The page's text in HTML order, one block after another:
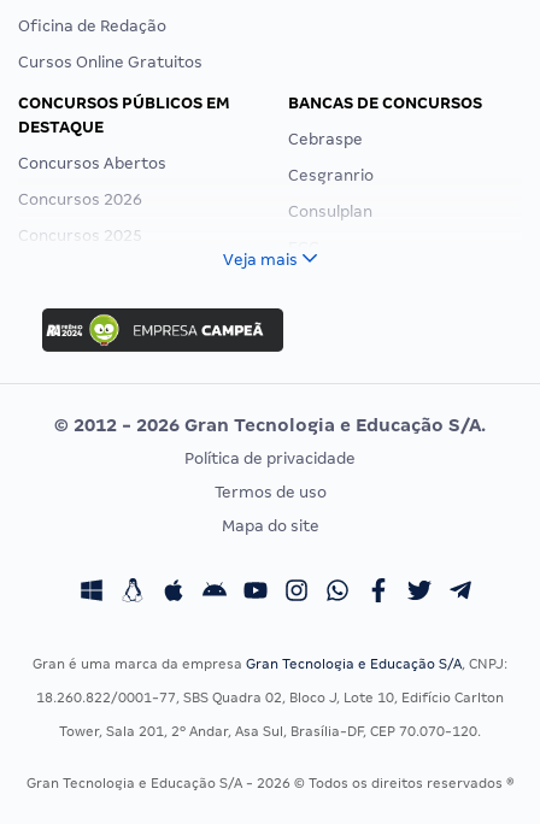
Oficina de Redação
Cursos Online Gratuitos
CONCURSOS PÚBLICOS EM
DESTAQUE
Concursos Abertos
Concursos 2026
Concursos 2025
Concurso Nacional Unificado
Concurso Ibama
Concurso MPU
Editais publicados
BANCAS DE CONCURSOS
Cebraspe
Cesgranrio
Consulplan
Vunesp
CONCURSOS POR PROFISSÃO
Concursos Fiscais
Residência Multiprofissional
EXAME DE ORDEM
Calendário OAB
Veja mais
© 2012 - 2026 Gran Tecnologia e Educação S/A.
Política de privacidade
Termos de uso
Mapa do site
Gran é uma marca da empresa Gran Tecnologia e Educação S/A, CNPJ:
18.260.822/0001-77, SBS Quadra 02, Bloco J, Lote 10, Edifício Carlton
Tower, Sala 201, 2º Andar, Asa Sul, Brasília-DF, CEP 70.070-120.
Gran Tecnologia e Educação S/A - 2026 © Todos os direitos reservados ®